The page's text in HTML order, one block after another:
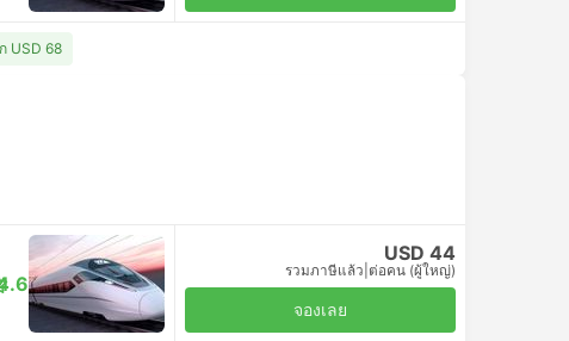
USD 68
USD 44
รวมภาษีแล้ว ต่อคน (ผู้ใหญ่)
จองเลย